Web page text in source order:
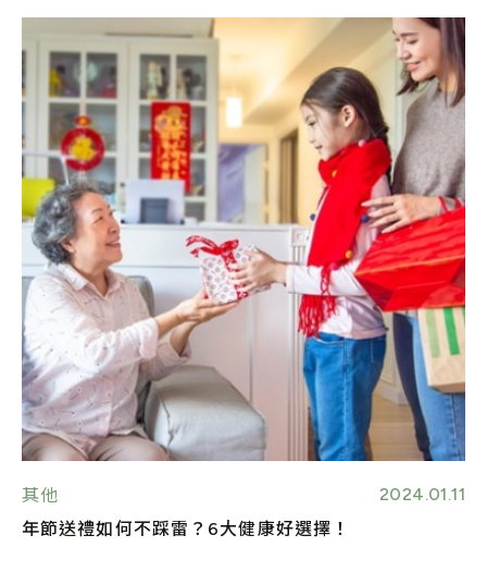
其他
2024.01.11
年節送禮如何不踩雷？6大健康好選擇！